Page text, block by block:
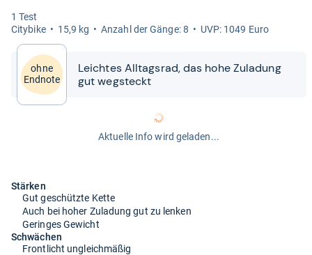
1 Test
City­bike
15,9 kg Anzahl der Gänge: 8 UVP: 1049 Euro
ohne
Endnote
Leich­tes All­tags­rad, das hohe Zula­dung
gut weg­steckt
Aktuelle Info wird geladen...
Stärken
Gut geschützte Kette
Auch bei hoher Zuladung gut zu lenken
Geringes Gewicht
Schwächen
Frontlicht ungleichmäßig